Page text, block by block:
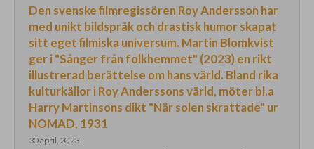
Den svenske filmregissören Roy Andersson har
med unikt bildspråk och drastisk humor skapat
sitt eget filmiska universum. Martin Blomkvist
ger i "Sånger från folkhemmet" (2023) en rikt
illustrerad berättelse om hans värld. Bland rika
kulturkällor i Roy Anderssons värld, möter bl.a
Harry Martinsons dikt "När solen skrattade" ur
NOMAD, 1931
30 april, 2023